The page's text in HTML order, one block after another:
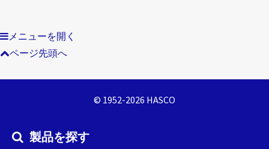
メニューを開く
ページ先頭へ
© 1952-2026 HASCO
製品を探す